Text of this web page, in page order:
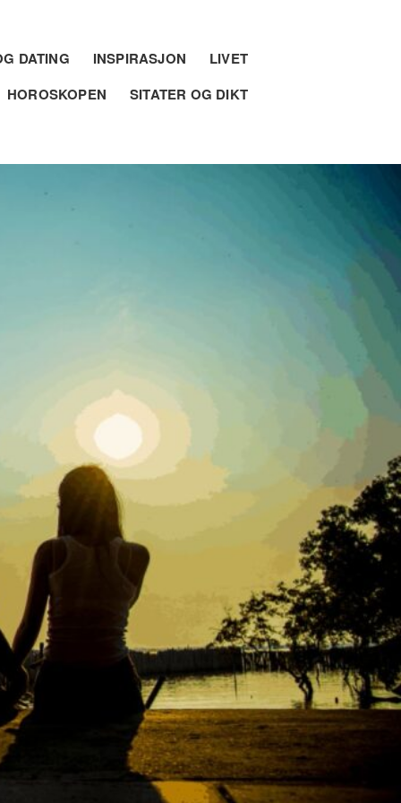
DATING INSPIRASJON
LIVET
HOROSKOPEN
SITATER OG DIKT